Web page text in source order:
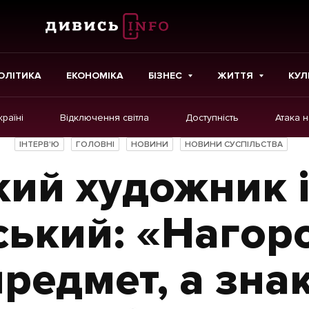
ЕКОНОМІКА БІЗНЕС ЖИТТЯ
Відключення світла Доступність Атака
Картки
Репортаж
Розслідування
Погляди
Ініціативи
ІНТЕРВ'Ю ГОЛОВНІ НОВИНИ НОВИНИ СУСПІЛЬСТВА
художник
а